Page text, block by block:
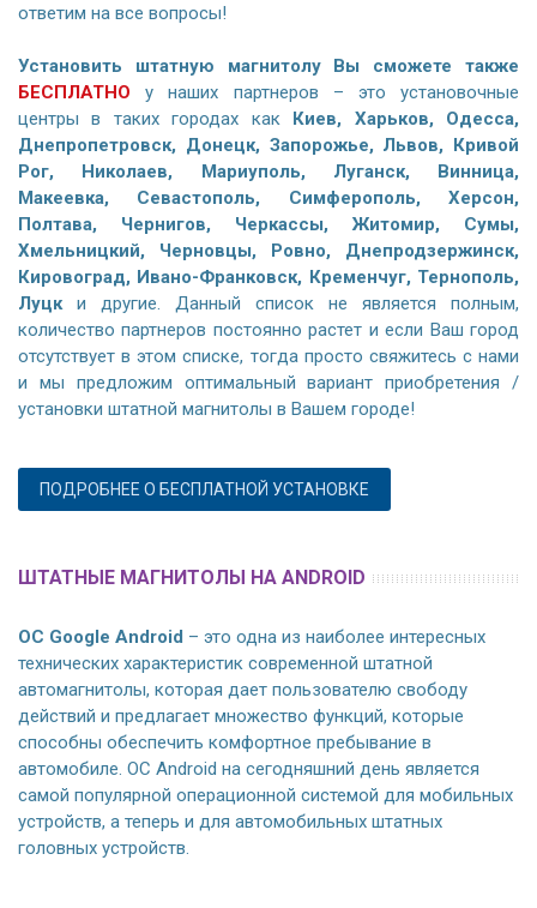
ответим на все вопросы!
Установить штатную магнитолу Вы сможете также
БЕСПЛАТНО у наших партнеров – это установочные
центры в таких городах как Киев, Харьков, Одесса,
Днепропетровск, Донецк, Запорожье, Львов, Кривой
Рог, Николаев, Мариуполь, Луганск, Винница,
Макеевка, Севастополь, Симферополь, Херсон,
Полтава, Чернигов, Черкассы, Житомир, Сумы,
Хмельницкий, Черновцы, Ровно, Днепродзержинск,
Кировоград, Ивано-Франковск, Кременчуг, Тернополь,
Луцки другие. Данный список не является полным,
количество партнеров постоянно растет и если Ваш город
отсутствует в этом списке, тогда просто свяжитесь с нами
и мы предложим оптимальный вариант приобретения /
установки штатной магнитолы в Вашем городе!
ПОДРОБНЕЕ О БЕСПЛАТНОЙ УСТАНОВКЕ
ШТАТНЫЕ МАГНИТОЛЫ НА ANDROID
ОС Google Android – это одна из наиболее интересных
технических характеристик современной штатной
автомагнитолы, которая дает пользователю свободу
действий и предлагает множество функций, которые
способны обеспечить комфортное пребывание в
автомобиле. ОС Android на сегодняшний день является
самой популярной операционной системой для мобильных
устройств, а теперь и для автомобильных штатных
головных устройств.